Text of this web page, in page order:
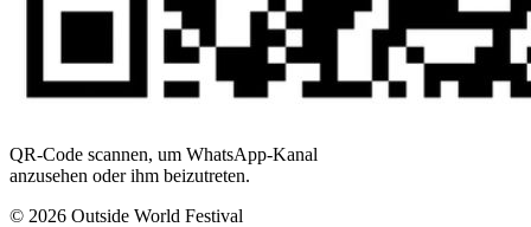
QR-Code scannen, um WhatsApp-Kanal
anzusehen oder ihm beizutreten.
© 2026 Outside World Festival